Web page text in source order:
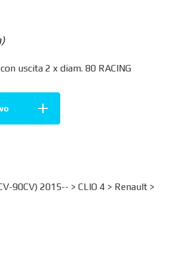
uscita 2 x diam. 80 RACING
90CV) 2015-- > CLIO 4> Renault>